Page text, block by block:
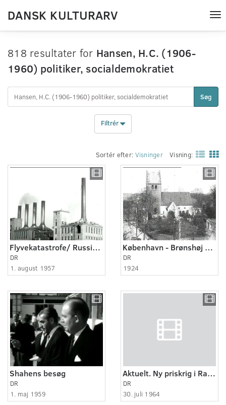
DANSK KULTURARV
818 resultater for Hansen, H.C. (1906-
1960) politiker, socialdemokratiet
Søg
Filtrér
Sortér efter: Visninger Visning:
Flyvekatastrofe/ Russisk fly rammer H.C. Ørstedsværket
DR
1. august 1957
København - Brønshøj 1924 - 1936
DR
1924
Shahens besøg
DR
1. maj 1959
Aktuelt. Ny priskrig i Randers.
DR
30. juli 1964